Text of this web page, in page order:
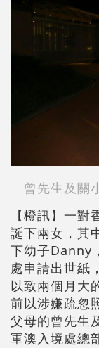
曾先生及關
【橙訊】一
誕下兩女，其
下幼子Danny
處申請出世紙
以致兩個月大
前以涉嫌疏忽
父母的曾先生
軍澳入境處總